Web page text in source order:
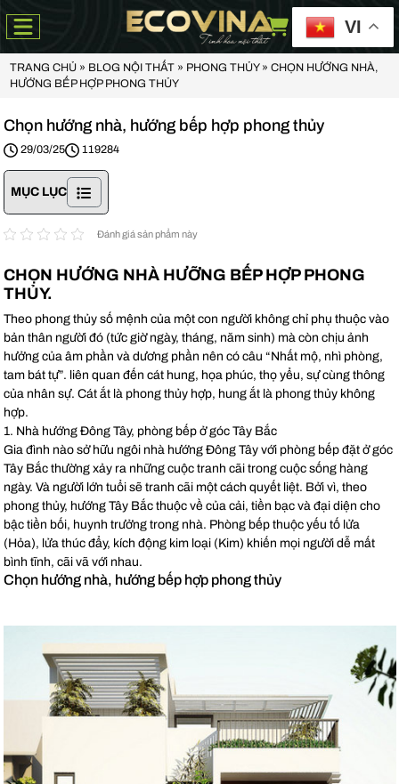
VI
TRANG CHỦ» BLOG NỘI THẤT» PHONG THỦY» CHỌN HƯỚNG NHÀ,
HƯỚNG BẾP HỢP PHONG THỦY
Chọn hướng nhà, hướng bếp hợp phong thủy
29/03/25 119284
MỤC LỤC
Đánh giá sản phẩm này
CHỌN HƯỚNG NHÀ HƯỠNG BẾP HỢP PHONG
THỦY.
Theo phong thủy số mệnh của một con người không chỉ phụ thuộc vào
bản thân người đó (tức giờ ngày, tháng, năm sinh) mà còn chịu ảnh
hưởng của âm phần và dương phần nên có câu “Nhất mộ, nhì phòng,
tam bát tự”. liên quan đến cát hung, họa phúc, thọ yểu, sự cùng thông
của nhân sự. Cát ắt là phong thủy hợp, hung ắt là phong thủy không
hợp.
1. Nhà hướng Đông Tây, phòng bếp ở góc Tây Bắc
Gia đình nào sở hữu ngôi nhà hướng Đông Tây với phòng bếp đặt ở góc
Tây Bắc thường xảy ra những cuộc tranh cãi trong cuộc sống hàng
ngày. Và người lớn tuổi sẽ tranh cãi một cách quyết liệt. Bởi vì, theo
phong thủy, hướng Tây Bắc thuộc về của cải, tiền bạc và đại diện cho
bậc tiền bối, huynh trưởng trong nhà. Phòng bếp thuộc yếu tố lửa
(Hỏa), lửa thúc đẩy, kích động kim loại (Kim) khiến mọi người dễ mất
bình tĩnh, cãi vã với nhau.
Chọn hướng nhà, hướng bếp hợp phong thủy